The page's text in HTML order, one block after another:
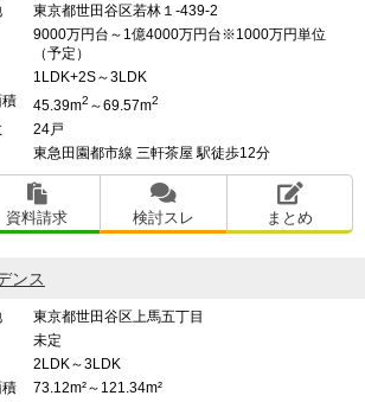
東京都世田谷区若林１-439-2
9000万円台～1億4000万円台※1000万円単位
（予定）
1LDK+2S～3LDK
45.39m2 ～69.57m2
24戸
東急田園都市線 三軒茶屋 駅徒歩12分
資料請求 検討スレ まとめ
ンス
東京都世田谷区上馬五丁目
未定
2LDK～3LDK
73.12m²～121.34m²